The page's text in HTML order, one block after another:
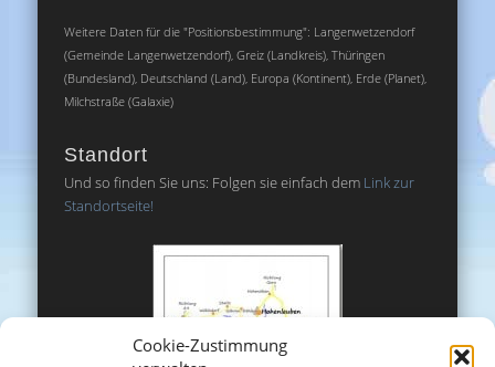
Cookie-Zustimmung
Weitere Daten für die "Positionsbestimmung": Langenwetzendorf
(Gemeinde Langenwetzendorf), Greiz (Landkreis), Thüringen
(Bundesland), Deutschland (Land), Europa (Kontinent), Erde (Planet),
Milchstraße (Galaxie)
Standort
Und so finden Sie uns: Folgen sie einfach dem Link zur
Standortseite!